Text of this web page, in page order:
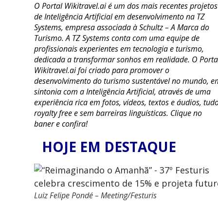
O Portal Wikitravel.ai é um dos mais recentes projetos
de Inteligência Artificial em desenvolvimento na TZ
Systems, empresa associada à Schultz – A Marca do
Turismo. A TZ Systems conta com uma equipe de
profissionais experientes em tecnologia e turismo,
dedicada a transformar sonhos em realidade. O
Wikitravel.ai foi criado para promover o
desenvolvimento do turismo sustentável no mundo,
sintonia com a Inteligência Artificial, através de uma
experiência rica em fotos, vídeos, textos e áudios,
royalty free e sem barreiras linguísticas. Clique no
baner e confira!
HOJE EM DESTAQUE
Luiz Felipe Pondé – Meeting/Festuris